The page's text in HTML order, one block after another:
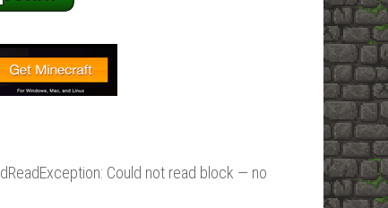
Could not read block — no